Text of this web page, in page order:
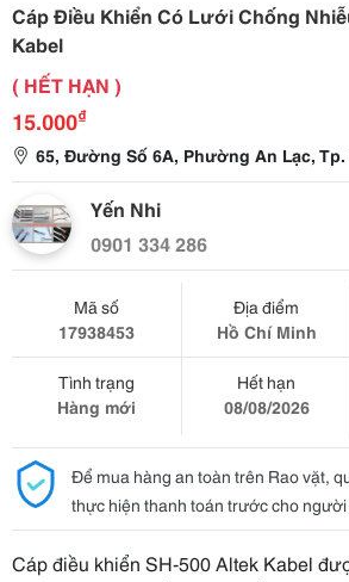
Cáp Điều Khiển Có Lưới Chống
Kabel
( HẾT HẠN )
15.000₫
65, Đường Số 6A, Phường An Lạc, Tp.
Yến Nhi
0901 334 286
Mã số
17938453
Địa điểm
Hồ Chí Minh
Tình trạng
Hàng mới
Hết hạn
08/08/2026
Để mua hàng an toàn trên Rao vặt,
thực hiện thanh toán trước cho
Cáp điều khiển SH-500 Altek Kabel